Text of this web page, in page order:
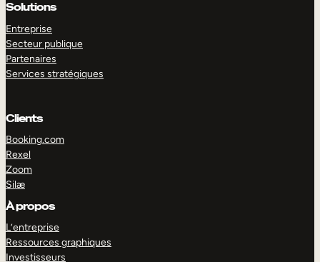
Solutions
Entreprise
Secteur publique
Partenaires
Services stratégiques
Clients
Booking.com
Rexel
Zoom
Silæ
À propos
L’entreprise
Ressources graphiques
Investisseurs